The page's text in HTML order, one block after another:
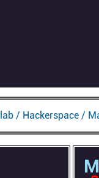
/ Hackerspace /